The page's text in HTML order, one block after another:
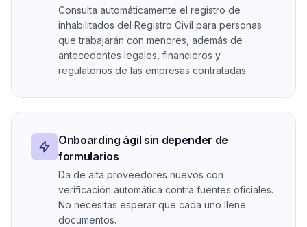
Consulta automáticamente el registro de
inhabilitados del Registro Civil para personas
que trabajarán con menores, además de
antecedentes legales, financieros y
regulatorios de las empresas contratadas.
Onboarding ágil sin depender de
formularios
Da de alta proveedores nuevos con
verificación automática contra fuentes oficiales.
No necesitas esperar que cada uno llene
documentos.